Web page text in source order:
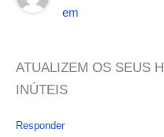
em
ATUALIZEM OS SEUS
INÚTEIS
Responder